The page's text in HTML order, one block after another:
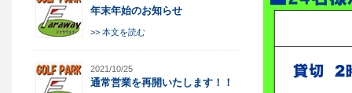
年末年始のお知らせ
>> 本文を読む
2021/10/25
通常営業を再開いたします！！